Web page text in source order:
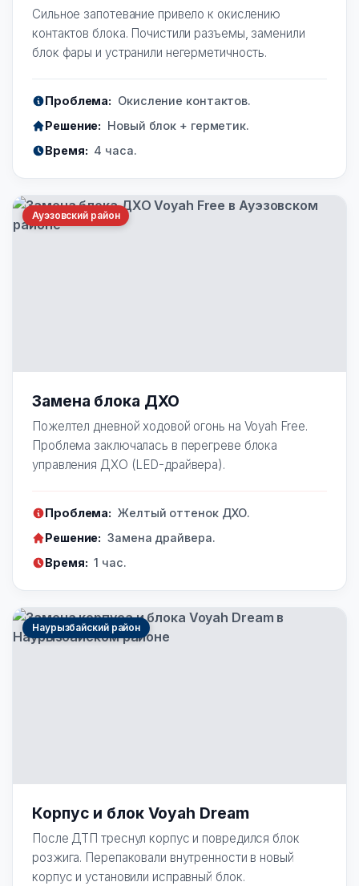
Сильное запотевание привело к окислению
контактов блока. Почистили разъемы, заменили
блок фары и устранили негерметичность.
Проблема: Окисление контактов.
Решение: Новый блок + герметик.
Время: 4 часа.
Ауэзовский район
Замена блока ДХО
Пожелтел дневной ходовой огонь на Voyah Free.
Проблема заключалась в перегреве блока
управления ДХО (LED-драйвера).
Проблема: Желтый оттенок ДХО.
Решение: Замена драйвера.
Время: 1 час.
Наурызбайский район
Корпус и блок Voyah Dream
После ДТП треснул корпус и повредился блок
розжига. Перепаковали внутренности в новый
корпус и установили исправный блок.